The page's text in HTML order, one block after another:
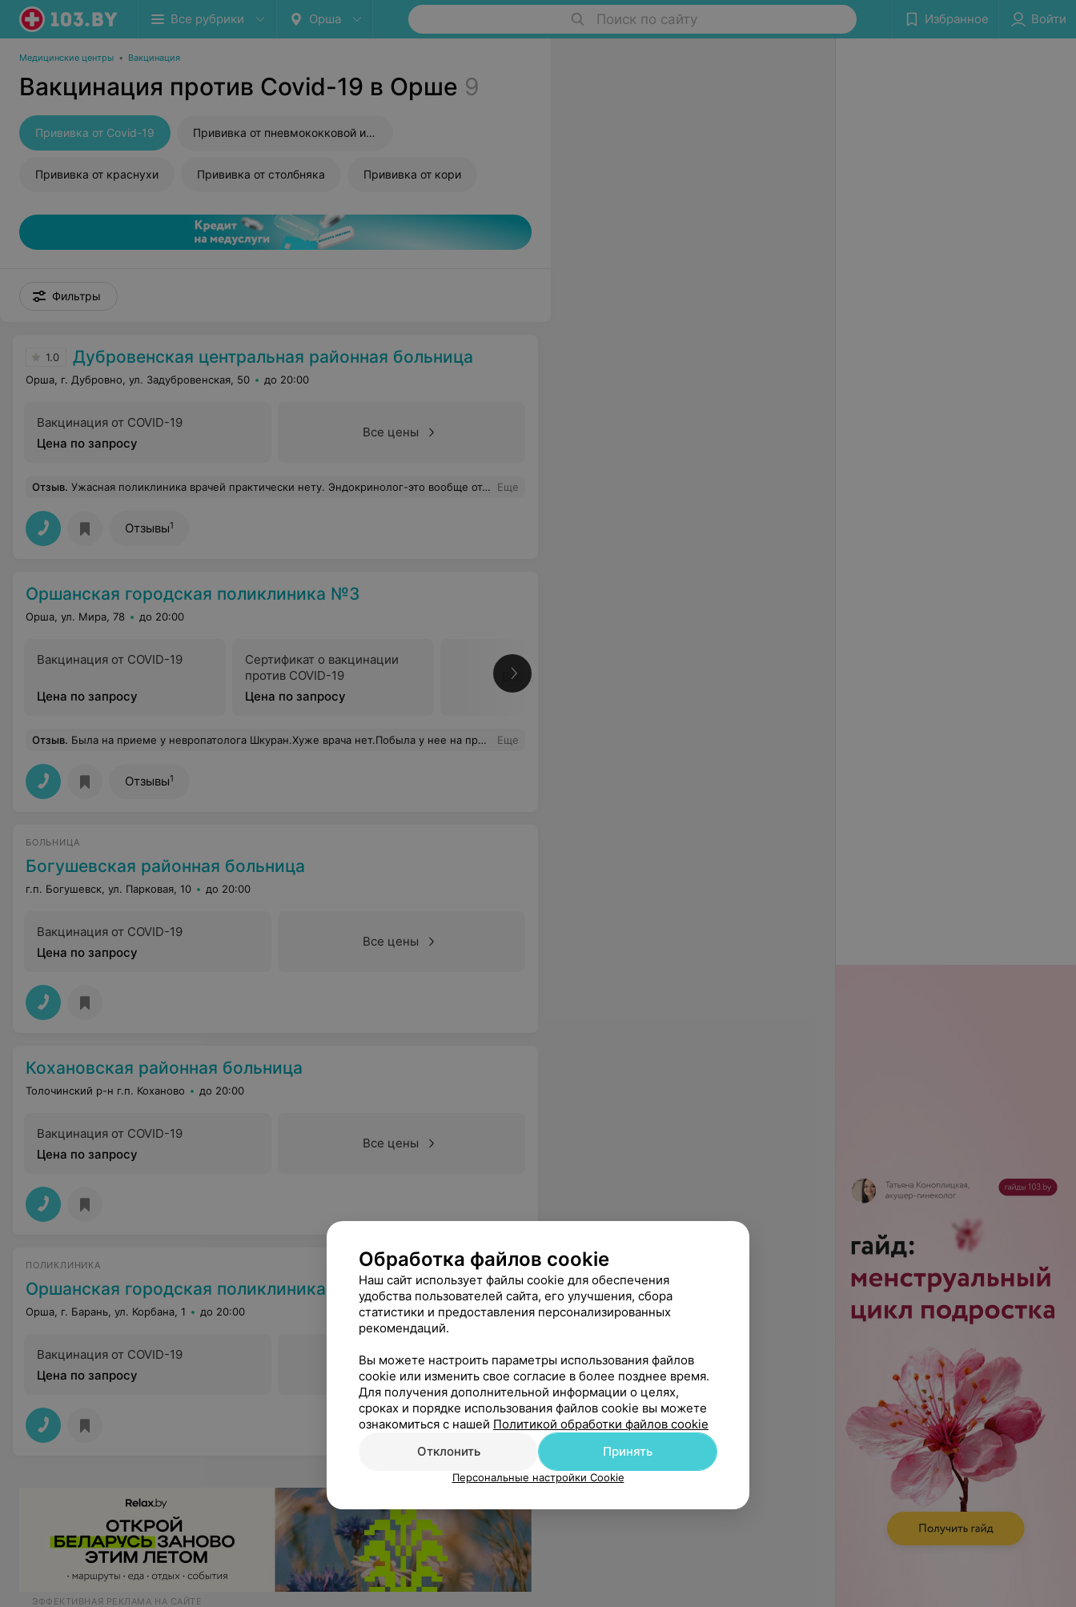
Все рубрики Орша Поиск по сайту Избранное Войти
Медицинские центры • Вакцинация
Вакцинация против Covid-19 в Орше 9
Прививка от Covid-19 Прививка от пневмококковой инфекции
Прививка от краснухи Прививка от столбняка Прививка от кори
Фильтры
1.0 Дубровенская центральная районная больница
Орша, г. Дубровно, ул. Задубровенская, 50 до 20:00
Вакцинация от COVID-19
Цена по запросу
Все цены
Отзыв. Ужасная поликлиника врачей практически нету. Эндокринолог-это вообще отдельная личность. Вечно талончиков нету и попасть к ней нереально. А если попадёшь к ней на приём так,ответа нормального не получишь от неё. Еще
Отзывы1
Оршанская городская поликлиника №3
Орша, ул. Мира, 78 до 20:00
Вакцинация от COVID-19
Цена по запросу
Сертификат о вакцинации
против COVID-19
Цена по запросу
Все цены
Отзыв. Была на приеме у невропатолога Шкуран.Хуже врача нет.Побыла у нее на приеме пришла домой и вызвала скорую.Наплевательское отношение к людям. Еще
Отзывы1
БОЛЬНИЦА
Богушевская районная больница
г.п. Богушевск, ул. Парковая, 10 до 20:00
Вакцинация от COVID-19
Цена по запросу
Все цены
Кохановская районная больница
Толочинский р-н г.п. Коханово до 20:00
Вакцинация от COVID-19
Цена по запросу
Все цены
ПОЛИКЛИНИКА
Оршанская городская поликлиника №4
Орша, г. Барань, ул. Корбана, 1 до 20:00
Вакцинация от COVID-19
Цена по запросу
Все цены
ЭФФЕКТИВНАЯ РЕКЛАМА НА САЙТЕ
Обработка файлов cookie
Наш сайт использует файлы cookie для обеспечения
удобства пользователей сайта, его улучшения, сбора
статистики и предоставления персонализированных
рекомендаций.
Вы можете настроить параметры использования файлов
cookie или изменить свое согласие в более позднее время.
Для получения дополнительной информации о целях,
сроках и порядке использования файлов cookie вы можете
ознакомиться с нашей Политикой обработки файлов cookie
Отклонить
Принять
Персональные настройки Cookie